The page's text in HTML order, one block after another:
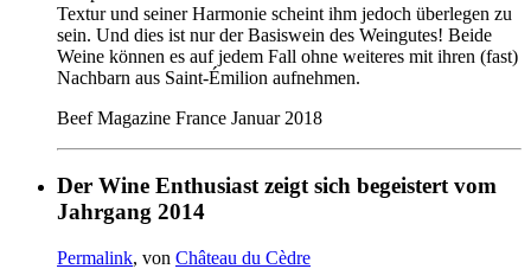
Textur und seiner Harmonie scheint ihm jedoch überlegen zu
sein. Und dies ist nur der Basiswein des Weingutes! Beide
Weine können es auf jedem Fall ohne weiteres mit ihren (fast)
Nachbarn aus Saint-Émilion aufnehmen.
Beef Magazine France Januar 2018
Der Wine Enthusiast zeigt sich begeistert vom
Jahrgang 2014
Permalink, von Château du Cèdre